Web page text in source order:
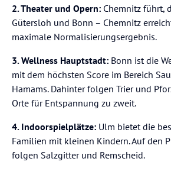
2. Theater und Opern: Chemnitz führt,
Gütersloh und Bonn – Chemnitz
maximale Normalisierungsergebnis.
3. Wellness Hauptstadt: Bonn ist die
mit dem höchsten Score im Bereich
Hamams. Dahinter folgen Trier und
Orte für Entspannung zu zweit.
4. Indoorspielplätze: Ulm bietet die
Familien mit kleinen Kindern. Auf den
folgen Salzgitter und Remscheid.